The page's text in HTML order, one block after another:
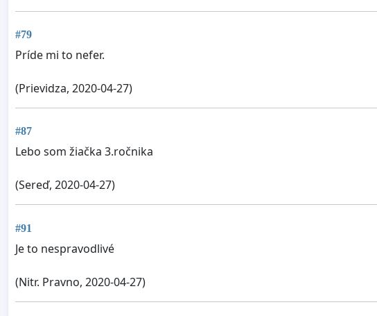
#79
Príde mi to nefer.
(Prievidza, 2020-04-27)
#87
Lebo som žiačka 3.ročnika
(Sereď, 2020-04-27)
#91
Je to nespravodlivé
(Nitr. Pravno, 2020-04-27)